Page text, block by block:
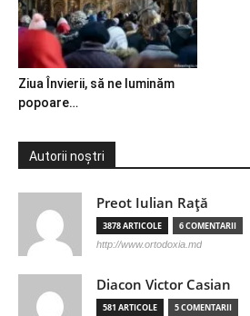
Ziua Învierii, să ne luminăm
popoare…
Autorii noștri
Preot Iulian Raţă
3878 ARTICOLE 6 COMENTARII
http://www.ortodoxia.md
Diacon Victor Casian
581 ARTICOLE 5 COMENTARII